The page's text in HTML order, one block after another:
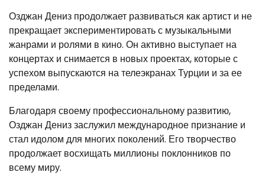
Озджан Дениз продолжает развиваться как артист и не
прекращает экспериментировать с музыкальными
жанрами и ролями в кино. Он активно выступает на
концертах и снимается в новых проектах, которые с
успехом выпускаются на телеэкранах Турции и за ее
пределами.
Благодаря своему профессиональному развитию,
Озджан Дениз заслужил международное признание и
стал идолом для многих поколений. Его творчество
продолжает восхищать миллионы поклонников по
всему миру.